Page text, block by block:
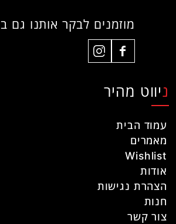
מוזמנים לבקר אותנו גם ב
ניווט מהיר
עמוד הבית
מאמרים
Wishlist
אודות
הצהרת נגישות
חנות
צור קשר